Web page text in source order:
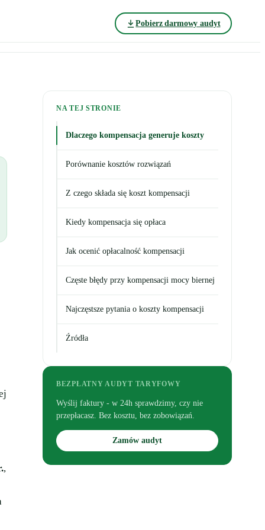
Pobierz darmowy audyt
,
NA TEJ STRONIE
Dlaczego kompensacja generuje koszty
Porównanie kosztów rozwiązań
Z czego składa się koszt kompensacji
Kiedy kompensacja się opłaca
Jak ocenić opłacalność kompensacji
Częste błędy przy kompensacji mocy biernej
Najczęstsze pytania o koszty kompensacji
Źródła
BEZPŁATNY AUDYT TARYFOWY
Wyślij faktury - w 24h sprawdzimy, czy nie
przepłacasz. Bez kosztu, bez zobowiązań.
Zamów audyt